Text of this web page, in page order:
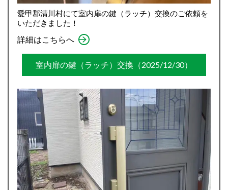
愛甲郡清川村にて室内扉の鍵（ラッチ）交換のご依頼を
いただきました！
詳細はこちらへ
室内扉の鍵（ラッチ）交換（2025/12/30）